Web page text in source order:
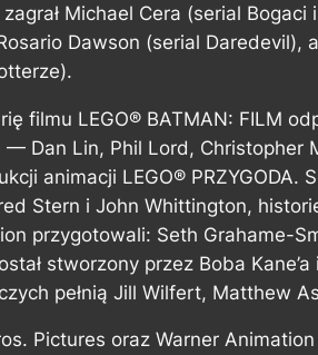
Michael Cera (serial
Dawson (serial
filmu LEGO® BATMAN: FILM
— Dan Lin, Phil Lord, Christopher
animacji LEGO® PRZYGODA.
Stern i John Whittington,
przygotowali: Seth Grahame-
stworzony przez Boba
pełnią Jill Wilfert, Matthew
Pictures oraz Warner